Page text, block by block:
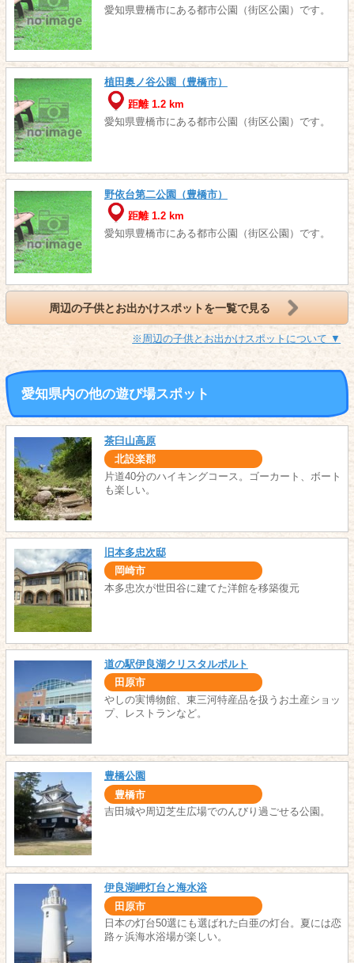
愛知県豊橋市にある都市公園（街区公園）です。
植田奥ノ谷公園（豊橋市）
距離 1.2 km
愛知県豊橋市にある都市公園（街区公園）です。
野依台第二公園（豊橋市）
距離 1.2 km
愛知県豊橋市にある都市公園（街区公園）です。
周辺の子供とお出かけスポットを一覧で見る
※周辺の子供とお出かけスポットについて ▼
愛知県内の他の遊び場スポット
茶臼山高原
北設楽郡
片道40分のハイキングコース。ゴーカート、ボート
も楽しい。
旧本多忠次邸
岡崎市
本多忠次が世田谷に建てた洋館を移築復元
道の駅伊良湖クリスタルポルト
田原市
やしの実博物館、東三河特産品を扱うお土産ショッ
プ、レストランなど。
豊橋公園
豊橋市
吉田城や周辺芝生広場でのんびり過ごせる公園。
伊良湖岬灯台と海水浴
田原市
日本の灯台50選にも選ばれた白亜の灯台。夏には恋
路ヶ浜海水浴場が楽しい。